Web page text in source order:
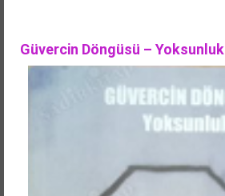
Güvercin Döngüsü – Yoksunluk